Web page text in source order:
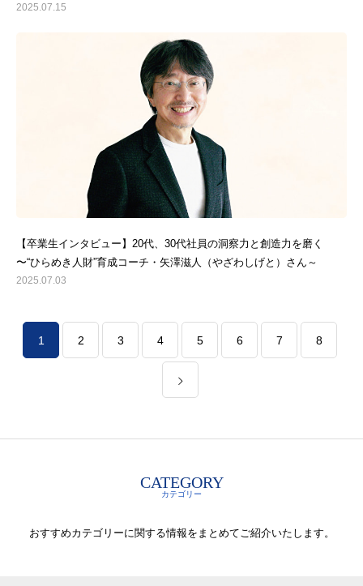
2025.07.15
【卒業生インタビュー】20代、30代社員の洞察力と創造力を磨く
〜“ひらめき人財”育成コーチ・矢澤滋人（やざわしげと）さん～
2025.07.03
1 2 3 4 5 6 7 8
CATEGORY
カテゴリー
おすすめカテゴリーに関する情報をまとめてご紹介いたします。